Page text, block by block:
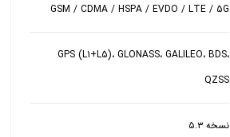
GSM / CDMA / HSPA / EVDO / LTE / 5G
GPS (L1+L5)، GLONASS، GALILEO، BDS،
QZSS
نسخه ۵.۳